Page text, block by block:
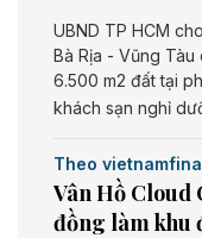
UBND TP HCM
Bà Rịa - Vũng
6.500 m2 đất tại
khách sạn nghỉ
Theo
Vân Hồ Cloud
đồng làm khu